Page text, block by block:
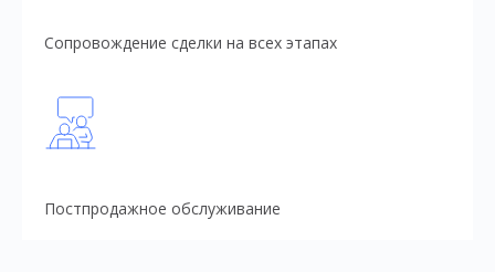
Сопровождение сделки на всех этапах
Постпродажное обслуживание